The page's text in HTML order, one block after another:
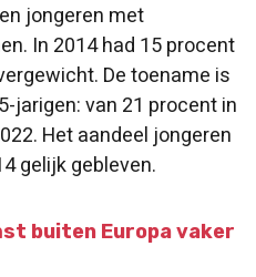
jongeren met
In 2014 had 15 procent
De toename is
jarigen: van 21 procent in
Het aandeel jongeren
gelijk gebleven.
buiten Europa vaker